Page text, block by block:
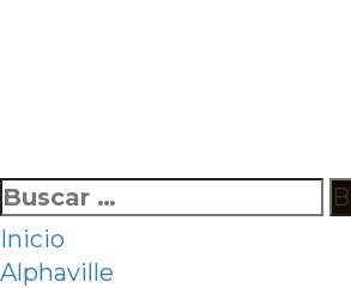
Ir
al
contenido
Buscar:
Inicio
Alphaville